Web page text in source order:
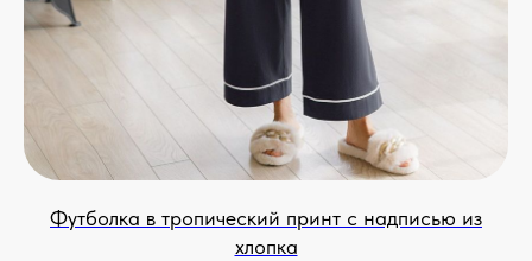
Футболка в тропический принт с надписью из
хлопка